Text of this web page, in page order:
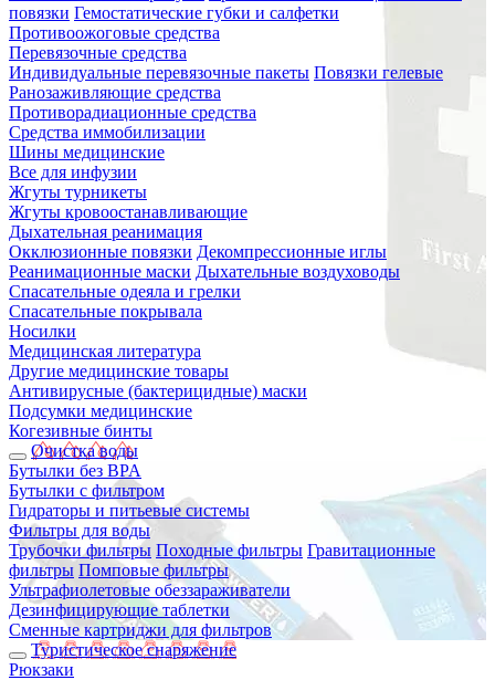
повязки Гемостатические губки и салфетки
Противоожоговые средства
Перевязочные средства
Индивидуальные перевязочные пакеты Повязки гелевые
Ранозаживляющие средства
Противорадиационные средства
Средства иммобилизации
Шины медицинские
Все для инфузии
Жгуты турникеты
Жгуты кровоостанавливающие
Дыхательная реанимация
Окклюзионные повязки Декомпрессионные иглы
Реанимационные маски Дыхательные воздуховоды
Спасательные одеяла и грелки
Спасательные покрывала
Носилки
Медицинская литература
Другие медицинские товары
Антивирусные (бактерицидные) маски
Подсумки медицинские
Когезивные бинты
Очистка воды
Бутылки без BPA
Бутылки с фильтром
Гидраторы и питьевые системы
Фильтры для воды
Трубочки фильтры Походные фильтры Гравитационные
фильтры Помповые фильтры
Ультрафиолетовые обеззараживатели
Дезинфицирующие таблетки
Сменные картриджи для фильтров
Туристическое снаряжение
Рюкзаки